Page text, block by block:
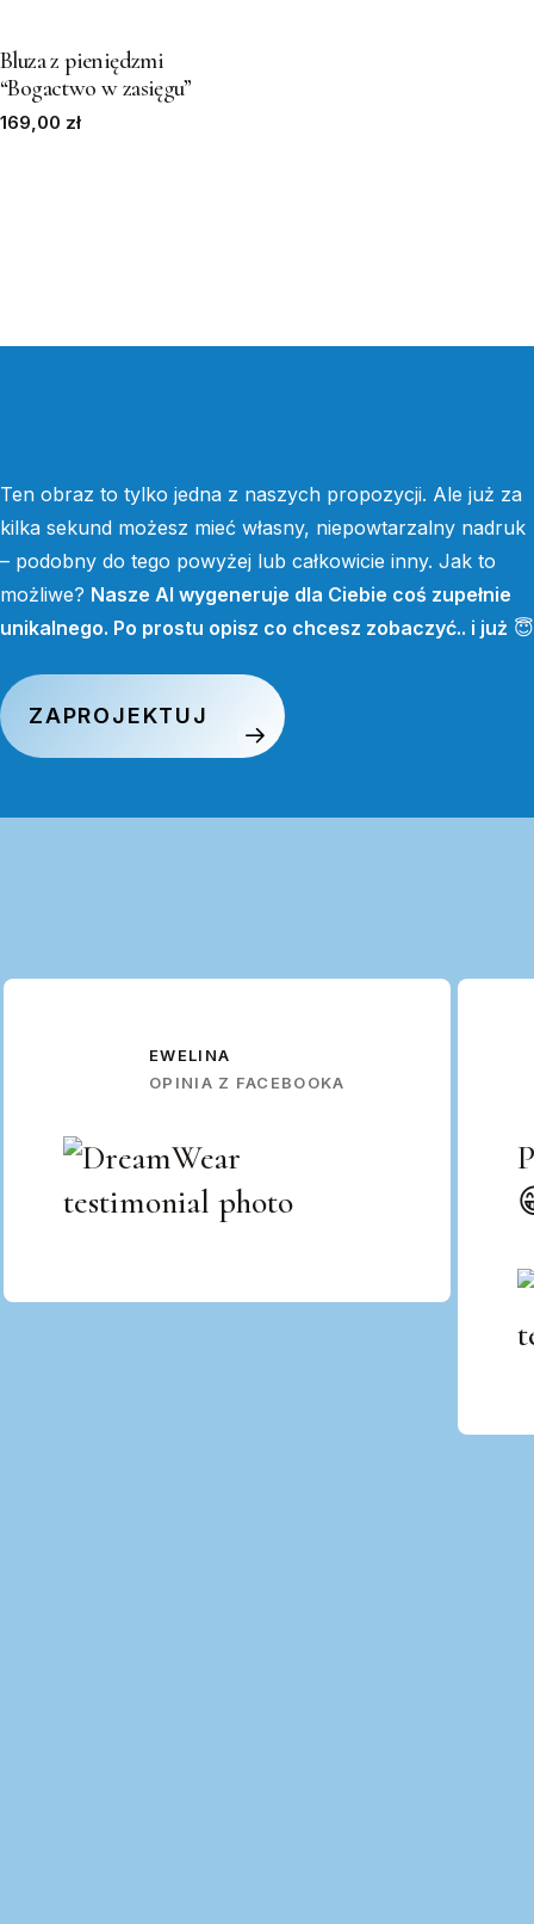
has
multiple
variants.
Bluza z pieniędzmi
“Bogactwo w zasięgu”
169,00 zł
Ten obraz to tylko jedna z naszych propozycji. Ale już za
kilka sekund możesz mieć własny, niepowtarzalny nadruk
– podobny do tego powyżej lub całkowicie inny. Jak to
możliwe? Nasze AI wygeneruje dla Ciebie coś zupełnie
unikalnego. Po prostu opisz co chcesz zobaczyć.. i już 😇
ZAPROJEKTUJ
EWELINA
OPINIA Z FACEBOOKA